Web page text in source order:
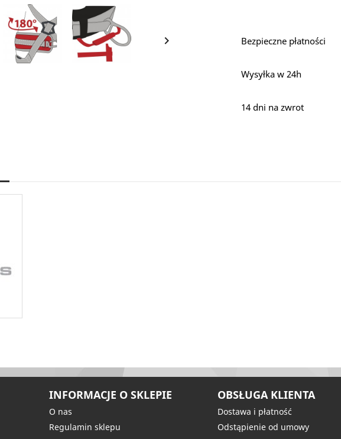
 Bezpieczne płatności
Wysyłka w 24h
14 dni na zwrot
INFORMACJE O SKLEPIE
O nas
Regulamin sklepu
OBSŁUGA KLIENTA
Dostawa i płatność
Odstąpienie od umowy